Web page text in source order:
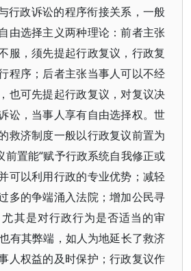
行政诉讼的程序衔接关系，一般
由选择主义两种理论：前者主张
服，须先提起行政复议，行政复
程序；后者主张当事人可以不经
也可先提起行政复议，对复议决
讼，当事人享有自由选择权。世
救济制度一般以行政复议前置为
前置能“赋予行政系统自我修正或
可以利用行政的专业优势；减轻
多的争端涌入法院；增加公民寻
其是对行政行为是否适当的审
有其弊端，如人为地延长了救济
人权益的及时保护；行政复议作